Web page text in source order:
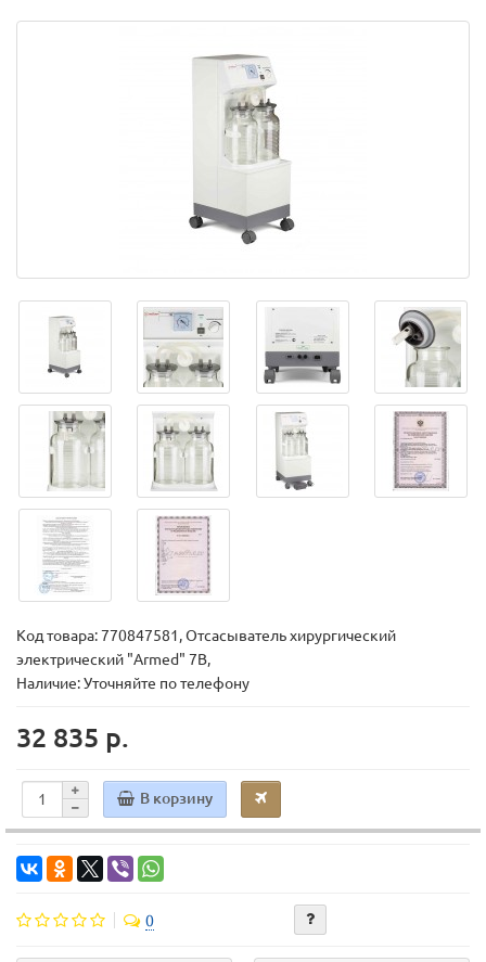
Код товара:770847581, Отсасыватель хирургический
электрический "Armed" 7B,
Наличие: Уточняйте по телефону
32 835 р.
В корзину
0